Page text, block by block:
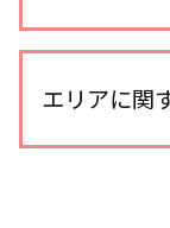
不倫調査
結婚前 身
身辺調査
別れ工作
探偵 人探
各種工作
エリアに関